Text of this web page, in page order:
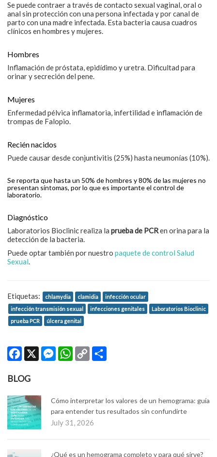
Se puede contraer a través de contacto sexual vaginal, oral o
anal sin protección con una persona infectada y por canal de
parto con una madre infectada. Esta bacteria causa cuadros
clínicos en hombres y mujeres.
Hombres
Inflamación de próstata, epidídimo y uretra. Dificultad para
orinar y secreción del pene.
Mujeres
Enfermedad pélvica inflamatoria, infertilidad e inflamación de
trompas de Falopio.
Recién nacidos
Puede causar desde conjuntivitis (25%) hasta neumonías (10%).
Se reporta que hasta un 50% de hombres y 80% de las mujeres no
presentan síntomas, por lo que es importante el control de
laboratorio.
Diagnóstico
Laboratorios Bioclinic realiza la prueba de PCRen orina para la
detección de la bacteria.
Puede optar también por nuestro paquete de control Salud
Sexual.
Etiquetas: chlamydia clamidia
infección ocular
infección transmisión sexual
infecciones genitales
Laboratorios Bioclinic
prueba PCR
úlcera genital
Facebook
X MessengerWhatsApp
Copy
BLOG
Cómo interpretar los valores de un hemograma: guía
para entender tus resultados sin confundirte
July 31, 2026
¿Qué es un hemograma completo y para qué sirve?